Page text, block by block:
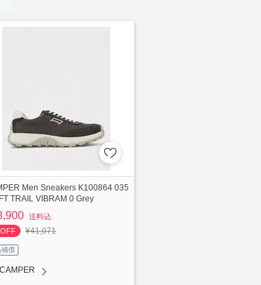
Men Sneakers K100864 035
TRAIL VIBRAM 0 Grey
送料込
¥41,071
補償
CAMPER